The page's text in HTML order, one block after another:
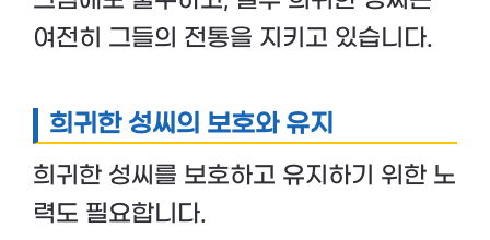
여전히 그들의 전통을 지키고 있습니다.
희귀한 성씨의 보호와 유지
희귀한 성씨를 보호하고 유지하기 위한 노
력도 필요합니다.